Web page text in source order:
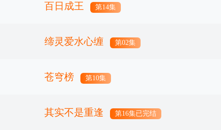
百日成王 第14集
缔灵爱水心缠 第02集
苍穹榜 第10集
其实不是重逢 第16集已完结